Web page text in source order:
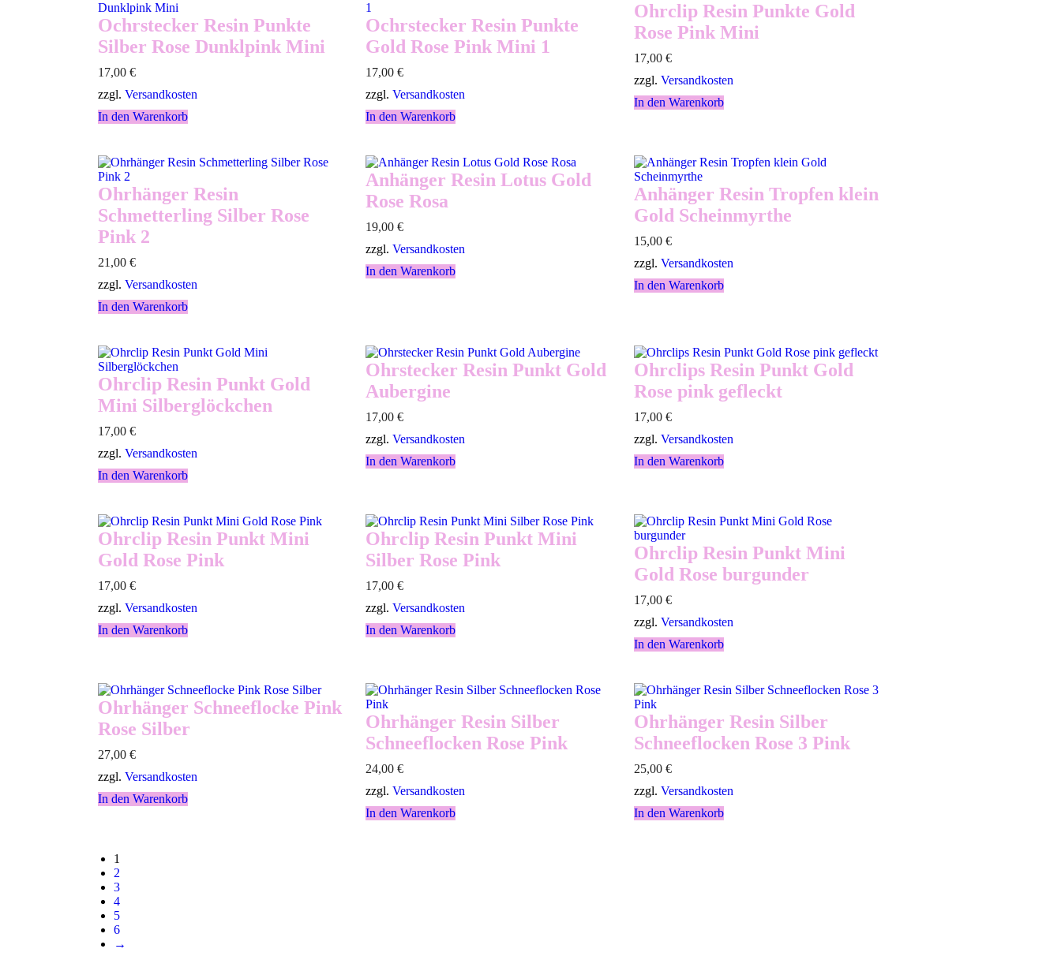
Ochrstecker Resin Punkte
Silber Rose Dunklpink Mini
17,00 €
zzgl. Versandkosten
In den Warenkorb
Ochrstecker Resin Punkte
Gold Rose Pink Mini 1
17,00€
zzgl.Versandkosten
In den Warenkorb
Ohrclip Resin Punkte Gold
Rose Pink Mini
17,00 €
zzgl. Versandkosten
In den Warenkorb
Ohrhänger Resin
Schmetterling Silber Rose
Pink 2
21,00 €
zzgl. Versandkosten
In den Warenkorb
Anhänger Resin Lotus Gold
Rose Rosa
19,00€
zzgl.Versandkosten
In den Warenkorb
Anhänger Resin Tropfen klein
Gold Scheinmyrthe
15,00 €
zzgl. Versandkosten
In den Warenkorb
Ohrclip Resin Punkt Gold
Mini Silberglöckchen
17,00 €
zzgl. Versandkosten
In den Warenkorb
Ohrstecker Resin Punkt Gold
Aubergine
17,00€
zzgl.Versandkosten
In den Warenkorb
Ohrclips Resin Punkt Gold
Rose pink gefleckt
17,00 €
zzgl. Versandkosten
In den Warenkorb
Ohrclip Resin Punkt Mini
Gold Rose Pink
17,00 €
zzgl. Versandkosten
In den Warenkorb
Ohrclip Resin Punkt Mini
Silber Rose Pink
17,00€
zzgl.Versandkosten
In den Warenkorb
Ohrclip Resin Punkt Mini
Gold Rose burgunder
17,00 €
zzgl. Versandkosten
In den Warenkorb
Ohrhänger Schneeflocke Pink
Rose Silber
27,00 €
zzgl. Versandkosten
In den Warenkorb
Ohrhänger Resin Silber
Schneeflocken Rose Pink
24,00€
zzgl.Versandkosten
In den Warenkorb
Ohrhänger Resin Silber
Schneeflocken Rose 3 Pink
25,00 €
zzgl. Versandkosten
In den Warenkorb
1
2
3
4
5
6
→